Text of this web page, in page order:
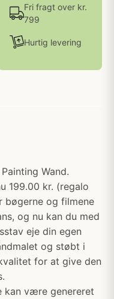
Fri fragt over kr.
799
Hurtig levering
Wand.
199.00 kr. (regalo
bøgerne og filmene
og nu kan du med
eje din egen
og støbt i
for at give den
kan være genereret